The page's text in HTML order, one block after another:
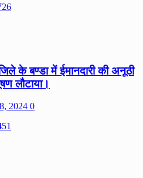
के बण्डा में ईमानदारी की अनूठी
लौटाया।
2024 0